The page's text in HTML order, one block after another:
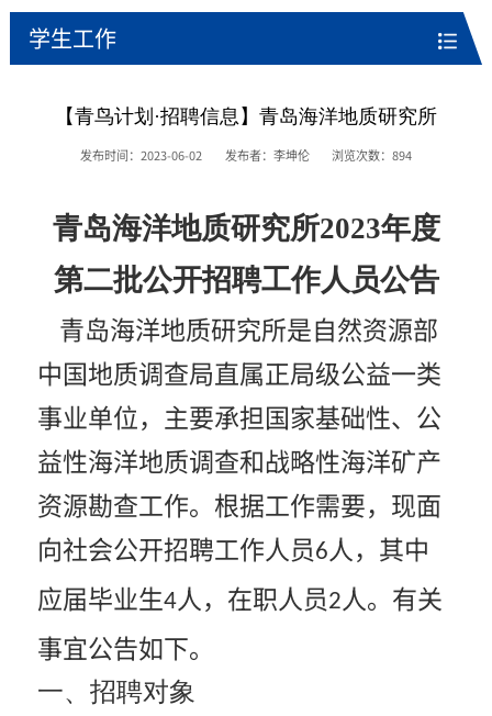
学生工作
【青鸟计划·招聘信息】青岛海洋地质研究所
发布时间：2023-06-02 发布者：李坤伦 浏览次数：894
青岛海洋地质研究所2023年度
第二批公开招聘工作人员公告
青岛海洋地质研究所是自然资源部
中国地质调查局直属正局级公益一类
事业单位，主要承担国家基础性、公
益性海洋地质调查和战略性海洋矿产
资源勘查工作。根据工作需要，现面
向社会公开招聘工作人员6 人，其中
应届毕业生4人，在职人员2 人。有关
事宜公告如下。
一、招聘对象